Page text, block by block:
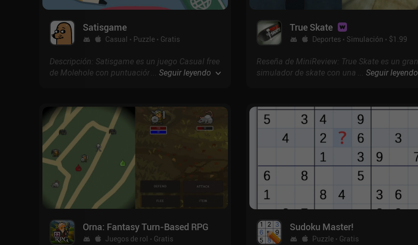
Satisgame
Casual Puzzle Gratis
Descripción: Satisgame es un juego Casual free
de Molehole con puntuación de 4.7 en Google
... Seguir leyendo
True Skate
Deportes Simulación $1.99
Reseña de MiniReview: True Skate es un gran
simulador de skate con una física realista,
de skate diferentes.
... Seguir leyendo
Orna: Fantasy Turn‑Based RPG
Juegos de rol Gratis
Sudoku Master!
Puzzle Gratis